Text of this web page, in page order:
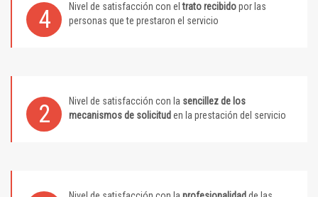
4 Nivel de satisfacción con eltrato recibidopor las
personas que te prestaron el servicio
2 Nivel de satisfacción con la sencillez de los
mecanismos de solicitud en la prestación del servicio